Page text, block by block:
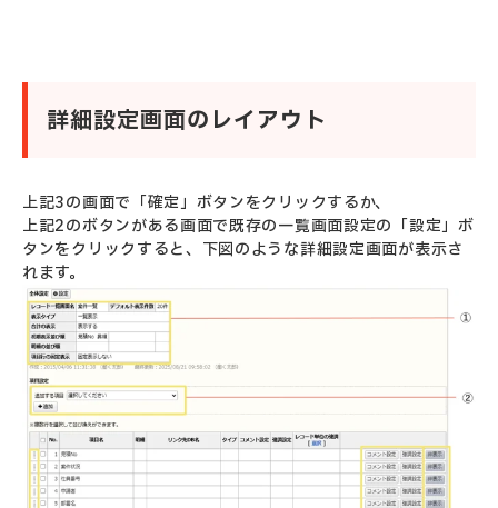
詳細設定画面のレイアウト
上記3の画面で「確定」ボタンをクリックするか、
上記2のボタンがある画面で既存の一覧画面設定の「設定」ボ
タンをクリックすると、下図のような詳細設定画面が表示さ
れます。